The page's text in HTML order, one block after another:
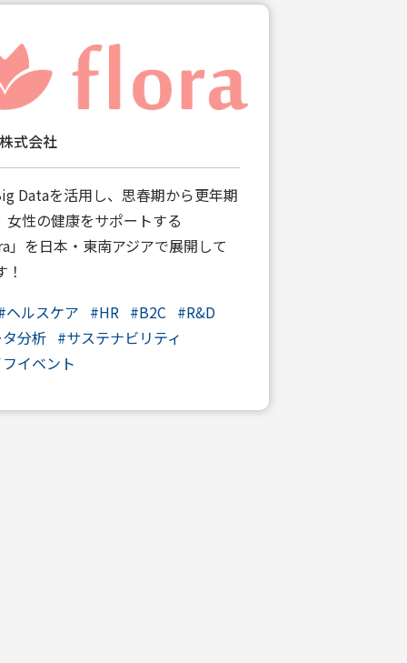
式会社
Dataを活用し、思春期から更年期
女性の健康をサポートする
」を日本・東南アジアで展開して
ヘルスケア #HR #B2C #R&D
分析 #サステナビリティ
イベント